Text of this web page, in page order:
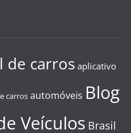
de carros aplicativo
carros automóveis Blog
Veículos Brasil